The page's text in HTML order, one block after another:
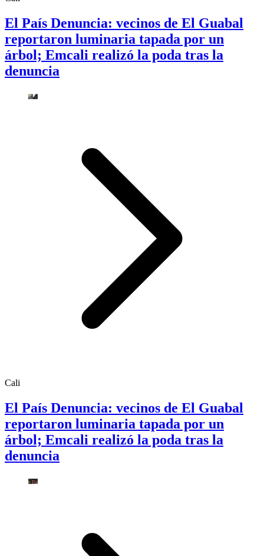
El País Denuncia: vecinos de El Guabal
reportaron luminaria tapada por un
árbol; Emcali realizó la poda tras la
denuncia
Cali
El País Denuncia: vecinos de El Guabal
reportaron luminaria tapada por un
árbol; Emcali realizó la poda tras la
denuncia